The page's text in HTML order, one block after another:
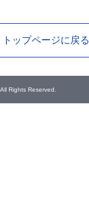
トップページに戻る
Rights Reserved.